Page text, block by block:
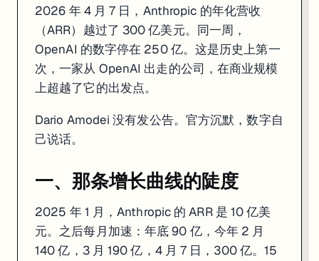
二、那个 300 亿有多少是真的
300 亿这个数字，有人不认。
4 月中旬，OpenAI 首席营收官 Denise Dresser 接受采访，直接说
争议核心只有一个问题：来自云合作伙伴的收入该怎么入账？
Anthropic 的 A 轮到 G 轮融资里，亚马逊 AWS 和 Google Cloud 投入
两种方法都合规，两家都知道。但一个是 300 亿，另一个是 220 亿，
我的判断是：这场会计争议本质上是一场 IPO 叙事战。
Sam Altman 上周在一档播客里说，Anthropic 在搞"fear-based
真正的裁判，是上市后财报审计里的那几行数字，不是现在这场互骂。
2026 年 4 月 7 日，Anthropic 的年化营收
（ARR）越过了 300 亿美元。同一周，
OpenAI 的数字停在 250 亿。这是历史上第一
次，一家从 OpenAI 出走的公司，在商业规模
上超越了它的出发点。
Dario Amodei 没有发公告。官方沉默，数字自
己说话。
一、那条增长曲线的陡度
2025 年 1 月，Anthropic 的 ARR 是 10 亿美
元。之后每月加速：年底 90 亿，今年 2 月
140 亿，3 月 190 亿，4 月 7 日，300 亿。15